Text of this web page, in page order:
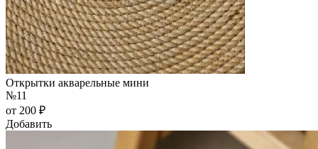
Открытки акварельные мини
№11
от 200 ₽
Добавить